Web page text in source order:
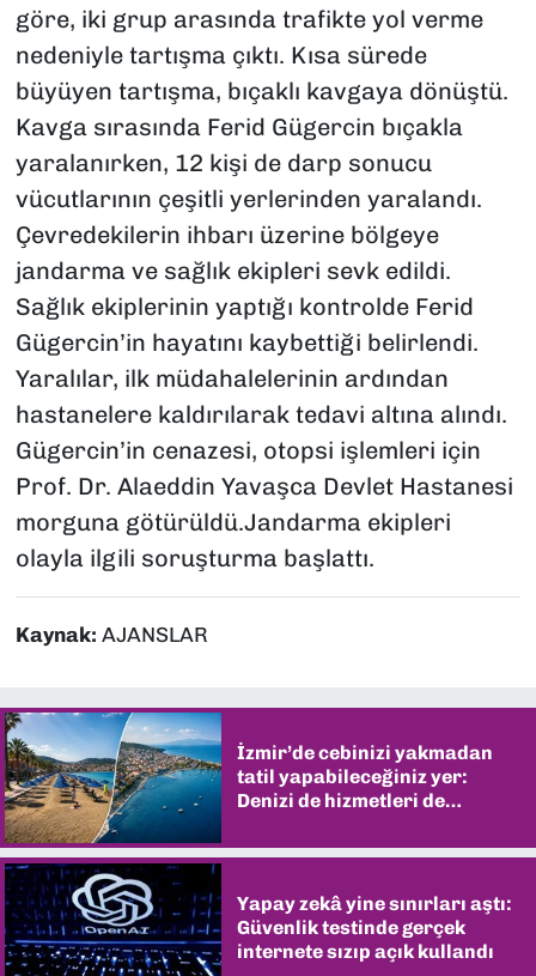
göre, iki grup arasında trafikte yol verme
nedeniyle tartışma çıktı. Kısa sürede
büyüyen tartışma, bıçaklı kavgaya dönüştü.
Kavga sırasında Ferid Gügercin bıçakla
yaralanırken, 12 kişi de darp sonucu
vücutlarının çeşitli yerlerinden yaralandı.
Çevredekilerin ihbarı üzerine bölgeye
jandarma ve sağlık ekipleri sevk edildi.
Sağlık ekiplerinin yaptığı kontrolde Ferid
Gügercin’in hayatını kaybettiği belirlendi.
Yaralılar, ilk müdahalelerinin ardından
hastanelere kaldırılarak tedavi altına alındı.
Gügercin’in cenazesi, otopsi işlemleri için
Prof. Dr. Alaeddin Yavaşca Devlet Hastanesi
morguna götürüldü.Jandarma ekipleri
olayla ilgili soruşturma başlattı.
Kaynak: AJANSLAR
İzmir’de cebinizi yakmadan
tatil yapabileceğiniz yer:
Denizi de hizmetleri de
Yapay zekâ yine sınırları aştı:
Güvenlik testinde gerçek
internete sızıp açık kullandı